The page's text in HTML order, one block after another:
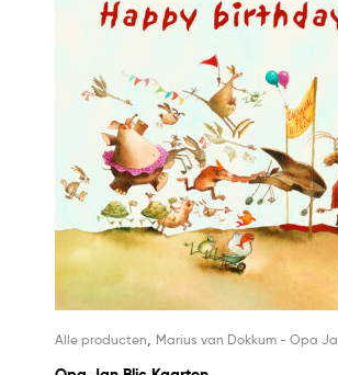
Alle producten, Marius van Dokkum - Opa